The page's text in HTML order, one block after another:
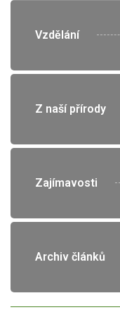
Vzdělání
Z naší přírody
Zajímavosti
Archiv článků